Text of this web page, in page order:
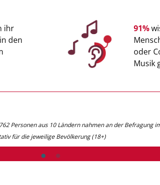
ihr
den
91%
oder
Musik
Personen aus 10 Ländern nahmen an der Befragung
für die jeweilige Bevölkerung (18+)